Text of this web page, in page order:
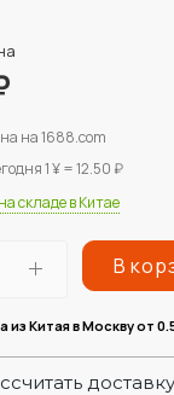
на 1688.com
1 ¥ = 12.50 ₽
складе в Китае
В
из Китая в Москву от
доставку